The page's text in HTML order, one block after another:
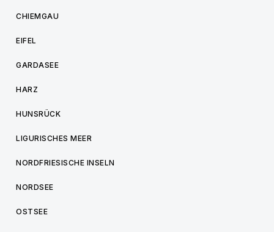
CHIEMGAU
EIFEL
GARDASEE
HARZ
HUNSRÜCK
LIGURISCHES MEER
NORDFRIESISCHE INSELN
NORDSEE
OSTSEE